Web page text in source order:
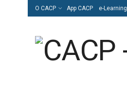
O CACP App CACP e-Learning